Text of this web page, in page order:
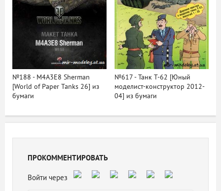
№188 - М4А3Е8 Sherman
[World of Paper Tanks 26] из
бумаги
№617 - Танк Т-62 [Юный
моделист-конструктор 2012-
04] из бумаги
ПРОКОММЕНТИРОВАТЬ